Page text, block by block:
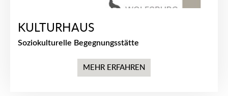
KULTURHAUS
Soziokulturelle Begegnungsstätte
MEHR ERFAHREN